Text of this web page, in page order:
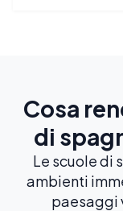
Cosa
di
Le scuole di
ambienti
paesaggi